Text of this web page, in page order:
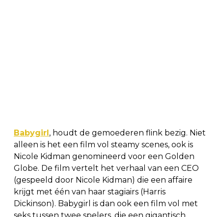
Babygirl, houdt de gemoederen flink bezig. Niet
alleen is het een film vol steamy scenes, ook is
Nicole Kidman genomineerd voor een Golden
Globe. De film vertelt het verhaal van een CEO
(gespeeld door Nicole Kidman) die een affaire
krijgt met één van haar stagiairs (Harris
Dickinson). Babygirl is dan ook een film vol met